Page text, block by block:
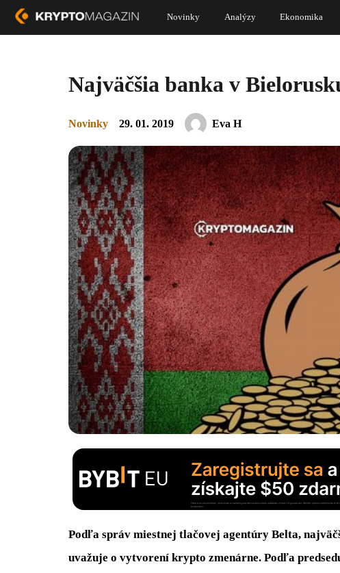
Novinky Analýzy Ekonomika
Najväčšia banka v
Novinky 29. 01. 2019 Eva H
Podľa správ miestnej tlačovej agentúry Belta,
uvažuje o vytvorení krypto zmenárne. Podľa